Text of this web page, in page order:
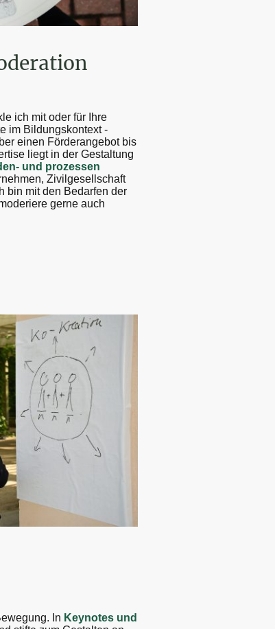
ich mit oder für Ihre
im Bildungskontext -
einen Förderangebot bis
liegt in der Gestaltung
und prozessen
Zivilgesellschaft
bin mit den Bedarfen der
gerne auch
In Keynotes und